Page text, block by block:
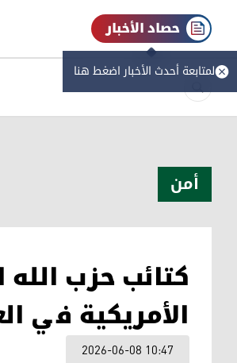
حصاد الأخبار
لمتابعة أحدث الأخبار اضغط هنا
أمن
كتائب حزب
الأمريكية في
2026-06-08 10:47